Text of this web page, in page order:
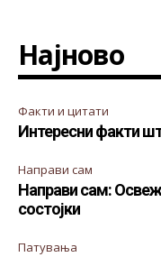
Најново
Факти и цитати
Интересни факти
Направи сам
Направи сам:
состојки
Патувања